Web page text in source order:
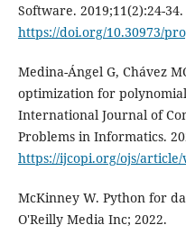
Software. 2019;11(2):24-34.
https://doi.org/10.30973/
Medina-Ángel G, Chávez
optimization for
International Journal of
Problems in Informatics.
https://ijcopi.org/ojs/article/
McKinney W. Python for
O'Reilly Media Inc; 2022.